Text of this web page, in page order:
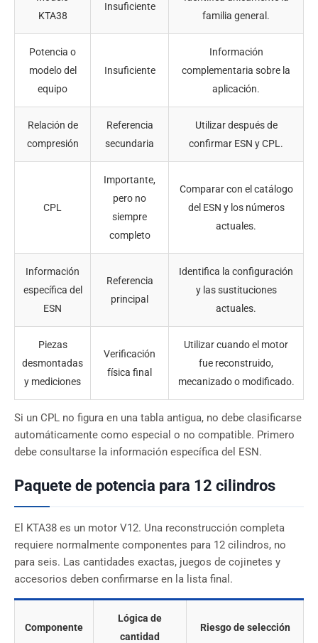
KTA38
Insuficiente
familia general.
Potencia o
modelo del
equipo
Insuficiente
Información
complementaria sobre la
aplicación.
Relación de
compresión
Referencia
secundaria
Utilizar después de
confirmar ESN y CPL.
CPL
Importante,
pero no
siempre
completo
Comparar con el catálogo
del ESN y los números
actuales.
Información
específica del
ESN
Referencia
principal
Identifica la configuración
y las sustituciones
actuales.
Piezas
desmontadas
y mediciones
Verificación
física final
Utilizar cuando el motor
fue reconstruido,
mecanizado o modificado.
Si un CPL no figura en una tabla antigua, no debe clasificarse
automáticamente como especial o no compatible. Primero
debe consultarse la información específica del ESN.
Paquete de potencia para 12 cilindros
El KTA38 es un motor V12. Una reconstrucción completa
requiere normalmente componentes para 12 cilindros, no
para seis. Las cantidades exactas, juegos de cojinetes y
accesorios deben confirmarse en la lista final.
Componente
Lógica de
cantidad
Riesgo de selección